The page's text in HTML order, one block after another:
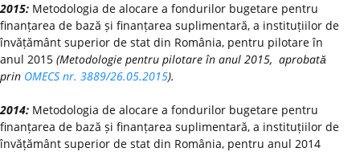
2015: Metodologia de alocare a fondurilor bugetare pentru
finanțarea de bază și finanțarea suplimentară, a instituțiilor de
învățământ superior de stat din România, pentru pilotare în
anul 2015 (Metodologie pentru pilotare în anul 2015, aprobată
prin OMECS nr. 3889/26.05.2015).
2014: Metodologia de alocare a fondurilor bugetare pentru
finanțarea de bază și finanțarea suplimentară, a instituțiilor de
învățământ superior de stat din România, pentru anul 2014